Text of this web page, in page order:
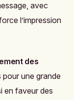
avec
l’impression
des
une grande
en faveur des